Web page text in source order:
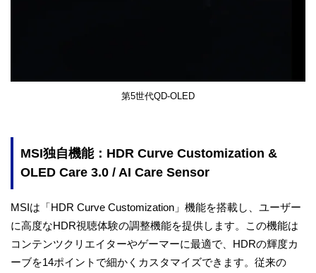
第5世代QD-OLED
MSI独自機能：HDR Curve Customization &
OLED Care 3.0 / AI Care Sensor
MSIは「HDR Curve Customization」機能を搭載し、ユーザー
に高度なHDR視聴体験の調整機能を提供します。この機能は
コンテンツクリエイターやゲーマーに最適で、HDRの輝度カ
ーブを14ポイントで細かくカスタマイズできます。従来の